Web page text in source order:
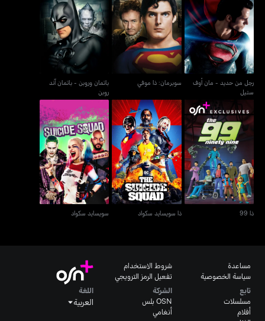
رجل من حديد - مان أوف
ستيل
رجل من حديد - مان أوف
ستيل
سوبرمان: ذا موفي
سوبرمان: ذا موفي
باتمان وروبن - باتمان آند
روبن
باتمان وروبن - باتمان آند
روبن
ذا 99
ذا 99
ذا سويسايد سكواد
ذا سويسايد سكواد
سويسايد سكواد
سويسايد سكواد
مساعدة
سياسة الخصوصية
شروط الاستخدام
تفعيل الرمز الترويجي
تابع
مسلسلات
أفلام
الشركة
OSN بلس
أنغامي
اللغة
العربية